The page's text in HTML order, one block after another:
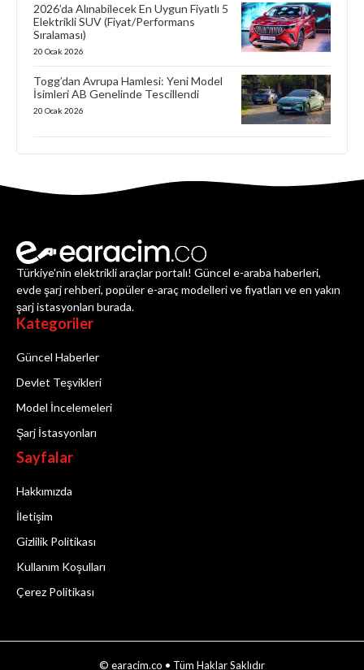
2026’da Alınabilecek En Uygun Fiyatlı 5
Elektrikli SUV (Fiyat/Performans
Sıralaması)
20 Ocak 2026
Togg’dan Avrupa Hamlesi: Yeni Model
İsimleri AB Genelinde Tescillendi
20 Ocak 2026
Türkiye'nin elektrikli araçlar portalı! Güncel e-araba haberleri,
evde şarj rehberi, popüler e-araç modelleri ve fiyatları ve en yakın
şarj istasyonları burada.
Kategoriler
Güncel Haberler
Devlet Teşvikleri
Model İncelemeleri
Şarj İstasyonları
Sayfalar
Hakkımızda
İletişim
Gizlilik Politikası
Kullanım Koşulları
Çerez Politikası
© earacim.co • Tüm Haklar Saklıdır